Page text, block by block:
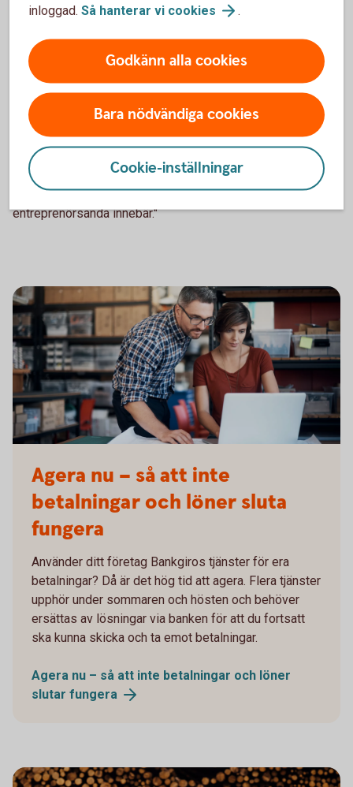
Priset Ung & Driftig gick i år till Ludvig Berlin på Berlins
"Årets vinnare visar en imponerande företagsresa präglad
av mod, driv och uthållighet. Mitt i lågkonjunktur och
pandemi valde han, som småbarnsförälder, att säga upp sig
och starta eget VVS‑företag. Med hårt arbete, disciplin och
en stark tro på sin idé har han byggt upp verksamheten från
grunden till ett företag som omsätter flera miljoner. Genom
att gå sin egen väg, ta ansvar och ständigt hitta lösningar
har han skapat en växande verksamhet och visat vad verklig
entreprenörsanda innebär."
Agera nu – så att inte
betalningar och löner sluta
fungera
Använder ditt företag Bankgiros tjänster för era
betalningar? Då är det hög tid att agera. Flera tjänster
upphör under sommaren och hösten och behöver
ersättas av lösningar via banken för att du fortsatt
ska kunna skicka och ta emot betalningar.
Agera nu – så att inte betalningar och löner
slutar fungera
inloggad. Så hanterar vi cookies .
Godkänn alla cookies
Bara nödvändiga cookies
Cookie-inställningar